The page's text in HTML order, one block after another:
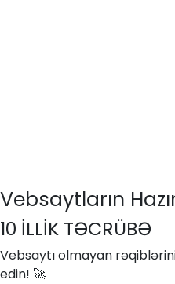
Vebsaytların
10 İLLİK TƏCRÜBƏ
Vebsaytı olmayan
edin! 🚀